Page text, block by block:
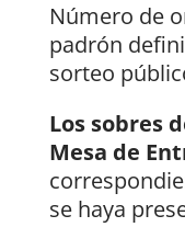
Número de
padrón
sorteo
Los sobres
Mesa de
se haya